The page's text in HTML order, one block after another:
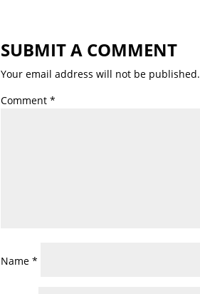
SUBMIT A COMMENT
Your email address will not be published.
Comment*
Name*